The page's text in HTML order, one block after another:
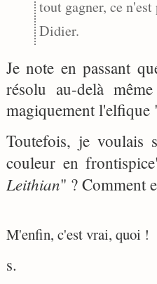
tout gagner, ce
Didier.
Je note en passant
résolu au-delà
magiquement
Toutefois, je voulais
couleur en
Leithian" ? Comment
M'enfin, c'est vrai, quoi !
s.